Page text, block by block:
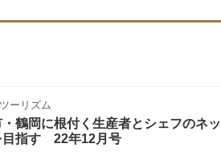
ーリズム
鶴岡に根付く生産者とシェフのネ
目指す 22年12月号